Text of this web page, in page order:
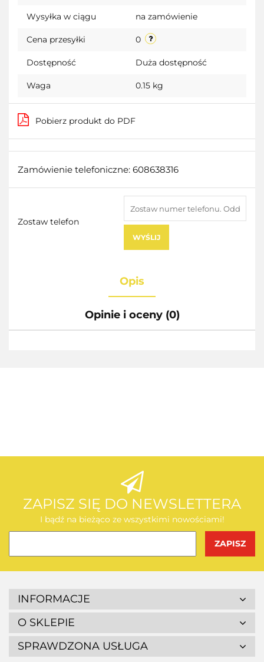
Wysyłka w ciągu na zamówienie
Cena przesyłki 0
Dostępność Duża dostępność
Waga 0.15 kg
Pobierz produkt do PDF
Zamówienie telefoniczne: 608638316
Zostaw telefon
WYŚLIJ
Opis
Opinie i oceny (0)
AEG
ZAPISZ SIĘ DO NEWSLETTERA
I bądź na bieżąco ze wszystkimi nowościami!
INFORMACJE
O SKLEPIE
SPRAWDZONA USŁUGA